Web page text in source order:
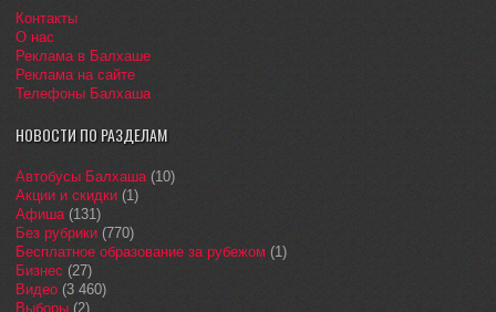
Контакты
О нас
Реклама в Балхаше
Реклама на сайте
Телефоны Балхаша
НОВОСТИ ПО РАЗДЕЛАМ
Автобусы Балхаша(10)
Акции и скидки (1)
Афиша(131)
Без рубрики (770)
Бесплатное образование за рубежом (1)
Бизнес (27)
Видео (3 460)
Выборы (2)